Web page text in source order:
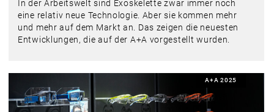
In der Arbeitswelt sind Exoskelette zwar immer noch
eine relativ neue Technologie. Aber sie kommen mehr
und mehr auf dem Markt an. Das zeigen die neuesten
Entwicklungen, die auf der A+A vorgestellt wurden.
A+A 2025